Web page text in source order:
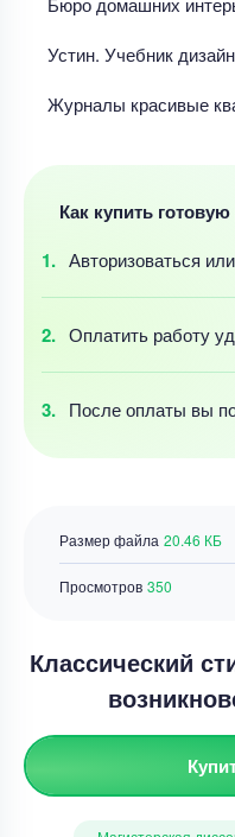
Устин. Учебник
Журналы красивые
Как купить
Авторизоваться
Оплатить работу
После оплаты вы
Размер файла 20.46 КБ
Просмотров 350
Классический